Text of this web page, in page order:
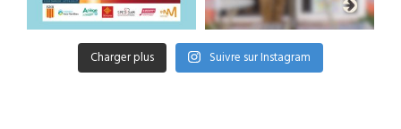
Charger plus Suivre sur Instagram